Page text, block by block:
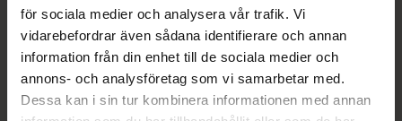
för sociala medier och analysera vår trafik. Vi
vidarebefordrar även sådana identifierare och annan
information från din enhet till de sociala medier och
annons- och analysföretag som vi samarbetar med.
Dessa kan i sin tur kombinera informationen med annan
omedelbar lugnande och återfuktande effekt
på vulva, de yttre delar i underlivet. Intimate
Calming Gel är baserad på kliniskt beprövade
VagiVital AktivGel. VagiVital Calming Intimate
Gel innehåller även aminosyran glycin, som är
känd för sina lugnande och återfuktande